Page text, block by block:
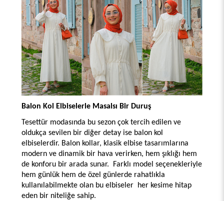
Balon Kol Elbiselerle Masalsı Bir Duruş
Tesettür modasında bu sezon çok tercih edilen ve
oldukça sevilen bir diğer detay ise balon kol
elbiselerdir. Balon kollar, klasik elbise tasarımlarına
modern ve dinamik bir hava verirken, hem şıklığı hem
de konforu bir arada sunar.  Farklı model seçenekleriyle
hem günlük hem de özel günlerde rahatlıkla
kullanılabilmekte olan bu elbiseler  her kesime hitap
eden bir niteliğe sahip.